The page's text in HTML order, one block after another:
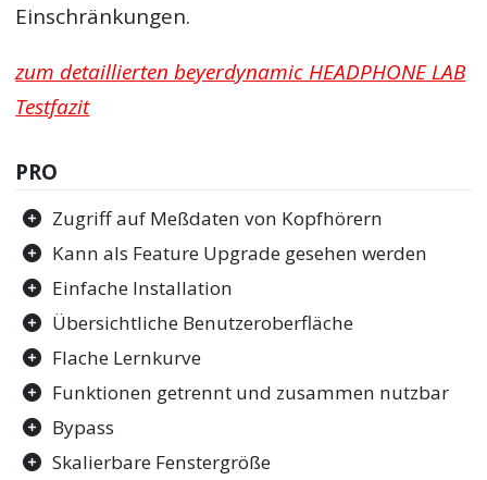
Einschränkungen.
zum detaillierten beyerdynamic HEADPHONE LAB
Testfazit
PRO
Zugriff auf Meßdaten von Kopfhörern
Kann als Feature Upgrade gesehen werden
Einfache Installation
Übersichtliche Benutzeroberfläche
Flache Lernkurve
Funktionen getrennt und zusammen nutzbar
Bypass
Skalierbare Fenstergröße